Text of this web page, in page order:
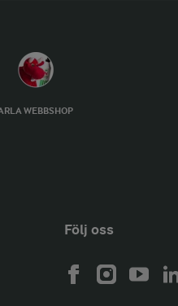
WEBBSHOP
Följ oss